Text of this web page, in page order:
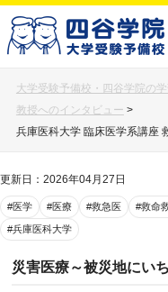
大学受験予備校・四谷学院の
教授へのインタビュー >
兵庫医科大学 臨床医学系講座
更新日：2026年04月27日
#医学 #医療 #救急医 #救命
#兵庫医科大学
災害医療～被災地にい